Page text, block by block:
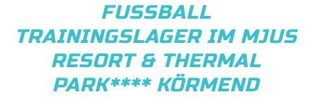
FUSSBALL
TRAININGSLAGER IM MJUS
RESORT & THERMAL
PARK**** KÖRMEND